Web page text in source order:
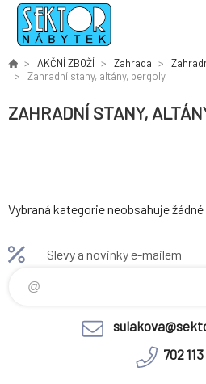
AKČNÍ ZBOŽÍ Zahrada
Zahradní stany, altány, pergoly
ZAHRADNÍ STANY,
Vybraná kategorie neobsahuje
Slevy a novinky e-mailem
702